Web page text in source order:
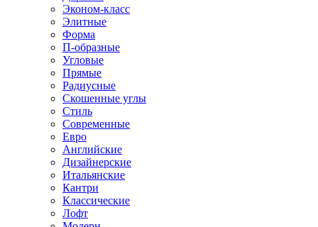
Эконом-класс
Элитные
Форма
П-образные
Угловые
Прямые
Радиусные
Скошенные углы
Стиль
Современные
Евро
Английские
Дизайнерские
Итальянские
Кантри
Классические
Лофт